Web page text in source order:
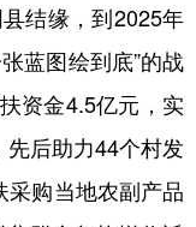
湖南
重庆
西藏
宁夏
结缘，到2025年
蓝图绘到底”的战
资金4.5亿元，实
后助力44个村发
采购当地农副产品